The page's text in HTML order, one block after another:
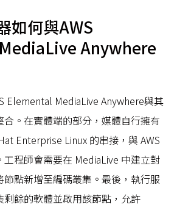
如何與AWS
Anywhere
Elemental MediaLive Anywhere與其
。在實體端的部分，媒體自行擁有
Enterprise Linux 的串接，與 AWS
程師會需要在 MediaLive 中建立對
點新增至編碼叢集。最後，執行服
剩餘的軟體並啟用該節點，允許